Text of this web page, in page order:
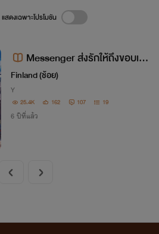
แสดงเฉพาะโปรโมชัน
Messenger ส่งรักให้ถึงขอบเตีย
ง...!!
Finland (ช้อย)
Y
25.4K 162 107 19
6 ปีที่แล้ว